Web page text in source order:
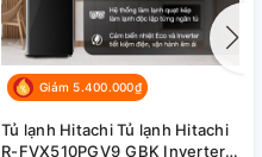
Giảm 5.400.000₫
Tủ lạnh Hitachi Tủ lạnh Hitachi
R-FVX510PGV9_GBK Inverter